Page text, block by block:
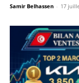
Samir Belhassen - 17